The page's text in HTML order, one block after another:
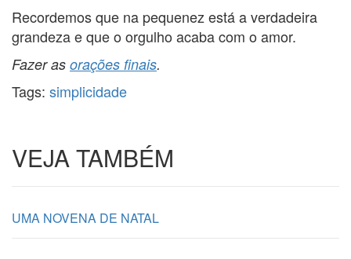
Recordemos que na pequenez está a verdadeira
grandeza e que o orgulho acaba com o amor.
Fazer as orações finais.
Tags: simplicidade
VEJA TAMBÉM
UMA NOVENA DE NATAL